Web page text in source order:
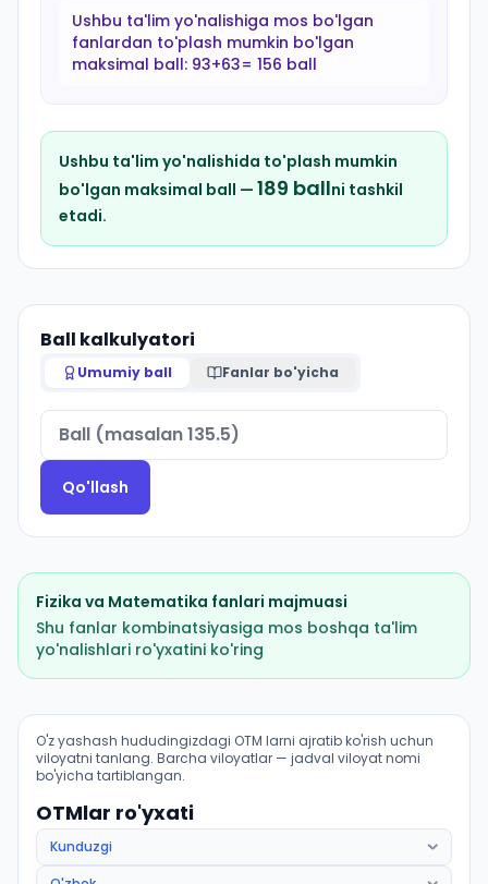
Ushbu ta'lim yo'nalishiga mos bo'lgan
fanlardan to'plash mumkin bo'lgan
maksimal ball: 93+63= 156 ball
Ushbu ta'lim yo'nalishida to'plash mumkin
bo'lgan maksimal ball — 189 ballni tashkil
etadi.
Ball kalkulyatori
Umumiy ball Fanlar bo'yicha
Qo'llash
Fizika va Matematika fanlari majmuasi
Shu fanlar kombinatsiyasiga mos boshqa ta'lim
yo'nalishlari ro'yxatini ko'ring
Foydali qazilma konlari geologiyasi, qidiruv va
O'z yashash hududingizdagi OTM larni ajratib ko'rish uchun
viloyatni tanlang. Barcha viloyatlar — jadval viloyat nomi
bo'yicha tartiblangan.
OTMlar ro'yxati